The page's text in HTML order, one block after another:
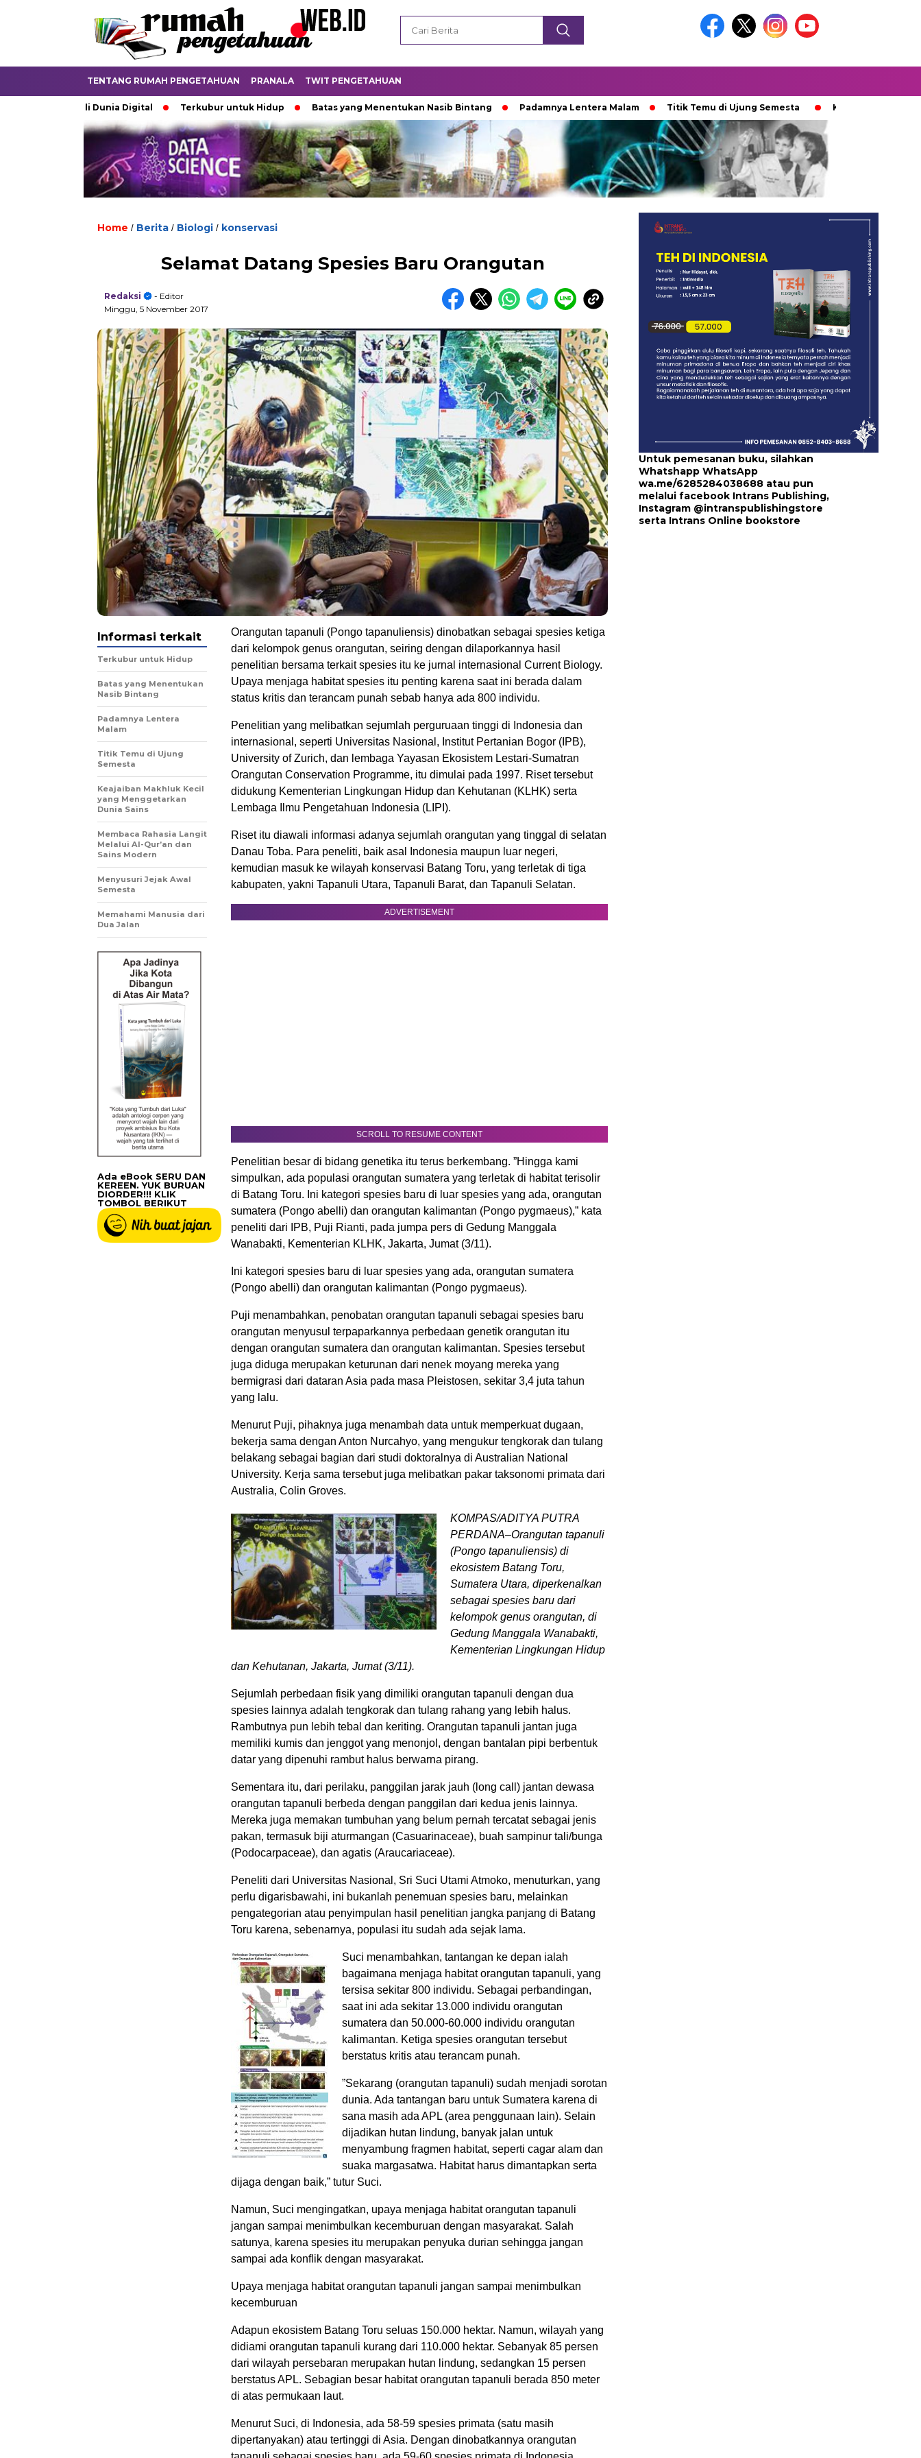
TENTANG RUMAH PENGETAHUAN PRANALA TWIT PENGETAHUAN
di Dunia Digital Terkubur untuk Hidup Batas yang Menentukan Nasib Bintang Padamnya Lentera Malam Titik Temu di Ujung Semesta Ketika Ijazah Analog
Home / Berita / Biologi / konservasi
Selamat Datang Spesies Baru Orangutan
Redaksi
- Editor
Minggu, 5 November 2017
Orangutan tapanuli (Pongo tapanuliensis) dinobatkan sebagai spesies ketiga
dari kelompok genus orangutan, seiring dengan dilaporkannya hasil
penelitian bersama terkait spesies itu ke jurnal internasional Current Biology.
Upaya menjaga habitat spesies itu penting karena saat ini berada dalam
status kritis dan terancam punah sebab hanya ada 800 individu.
Penelitian yang melibatkan sejumlah perguruaan tinggi di Indonesia dan
internasional, seperti Universitas Nasional, Institut Pertanian Bogor (IPB),
University of Zurich, dan lembaga Yayasan Ekosistem Lestari-Sumatran
Orangutan Conservation Programme, itu dimulai pada 1997. Riset tersebut
didukung Kementerian Lingkungan Hidup dan Kehutanan (KLHK) serta
Lembaga Ilmu Pengetahuan Indonesia (LIPI).
Riset itu diawali informasi adanya sejumlah orangutan yang tinggal di selatan
Danau Toba. Para peneliti, baik asal Indonesia maupun luar negeri,
kemudian masuk ke wilayah konservasi Batang Toru, yang terletak di tiga
kabupaten, yakni Tapanuli Utara, Tapanuli Barat, dan Tapanuli Selatan.
ADVERTISEMENT
SCROLL TO RESUME CONTENT
Penelitian besar di bidang genetika itu terus berkembang. ”Hingga kami
simpulkan, ada populasi orangutan sumatera yang terletak di habitat terisolir
di Batang Toru. Ini kategori spesies baru di luar spesies yang ada, orangutan
sumatera (Pongo abelli) dan orangutan kalimantan (Pongo pygmaeus),” kata
peneliti dari IPB, Puji Rianti, pada jumpa pers di Gedung Manggala
Wanabakti, Kementerian KLHK, Jakarta, Jumat (3/11).
Ini kategori spesies baru di luar spesies yang ada, orangutan sumatera
(Pongo abelli) dan orangutan kalimantan (Pongo pygmaeus).
Puji menambahkan, penobatan orangutan tapanuli sebagai spesies baru
orangutan menyusul terpaparkannya perbedaan genetik orangutan itu
dengan orangutan sumatera dan orangutan kalimantan. Spesies tersebut
juga diduga merupakan keturunan dari nenek moyang mereka yang
bermigrasi dari dataran Asia pada masa Pleistosen, sekitar 3,4 juta tahun
yang lalu.
Menurut Puji, pihaknya juga menambah data untuk memperkuat dugaan,
bekerja sama dengan Anton Nurcahyo, yang mengukur tengkorak dan tulang
belakang sebagai bagian dari studi doktoralnya di Australian National
University. Kerja sama tersebut juga melibatkan pakar taksonomi primata dari
Australia, Colin Groves.
KOMPAS/ADITYA PUTRA
PERDANA–Orangutan tapanuli
(Pongo tapanuliensis) di
ekosistem Batang Toru,
Sumatera Utara, diperkenalkan
sebagai spesies baru dari
kelompok genus orangutan, di
Gedung Manggala Wanabakti,
Kementerian Lingkungan Hidup
dan Kehutanan, Jakarta, Jumat (3/11).
Sejumlah perbedaan fisik yang dimiliki orangutan tapanuli dengan dua
spesies lainnya adalah tengkorak dan tulang rahang yang lebih halus.
Rambutnya pun lebih tebal dan keriting. Orangutan tapanuli jantan juga
memiliki kumis dan jenggot yang menonjol, dengan bantalan pipi berbentuk
datar yang dipenuhi rambut halus berwarna pirang.
Sementara itu, dari perilaku, panggilan jarak jauh (long call) jantan dewasa
orangutan tapanuli berbeda dengan panggilan dari kedua jenis lainnya.
Mereka juga memakan tumbuhan yang belum pernah tercatat sebagai jenis
pakan, termasuk biji aturmangan (Casuarinaceae), buah sampinur tali/bunga
(Podocarpaceae), dan agatis (Araucariaceae).
Peneliti dari Universitas Nasional, Sri Suci Utami Atmoko, menuturkan, yang
perlu digarisbawahi, ini bukanlah penemuan spesies baru, melainkan
pengategorian atau penyimpulan hasil penelitian jangka panjang di Batang
Toru karena, sebenarnya, populasi itu sudah ada sejak lama.
Suci menambahkan, tantangan ke depan ialah
bagaimana menjaga habitat orangutan tapanuli, yang
tersisa sekitar 800 individu. Sebagai perbandingan,
saat ini ada sekitar 13.000 individu orangutan
sumatera dan 50.000-60.000 individu orangutan
kalimantan. Ketiga spesies orangutan tersebut
berstatus kritis atau terancam punah.
”Sekarang (orangutan tapanuli) sudah menjadi sorotan
dunia. Ada tantangan baru untuk Sumatera karena di
sana masih ada APL (area penggunaan lain). Selain
dijadikan hutan lindung, banyak jalan untuk
menyambung fragmen habitat, seperti cagar alam dan
suaka margasatwa. Habitat harus dimantapkan serta
dijaga dengan baik,” tutur Suci.
Namun, Suci mengingatkan, upaya menjaga habitat orangutan tapanuli
jangan sampai menimbulkan kecemburuan dengan masyarakat. Salah
satunya, karena spesies itu merupakan penyuka durian sehingga jangan
sampai ada konflik dengan masyarakat.
Upaya menjaga habitat orangutan tapanuli jangan sampai menimbulkan
kecemburuan
Adapun ekosistem Batang Toru seluas 150.000 hektar. Namun, wilayah yang
didiami orangutan tapanuli kurang dari 110.000 hektar. Sebanyak 85 persen
dari wilayah persebaran merupakan hutan lindung, sedangkan 15 persen
berstatus APL. Sebagian besar habitat orangutan tapanuli berada 850 meter
di atas permukaan laut.
Menurut Suci, di Indonesia, ada 58-59 spesies primata (satu masih
dipertanyakan) atau tertinggi di Asia. Dengan dinobatkannya orangutan
Informasi terkait
Terkubur untuk Hidup
Batas yang Menentukan
Nasib Bintang
Padamnya Lentera
Malam
Titik Temu di Ujung
Semesta
Keajaiban Makhluk Kecil
yang Menggetarkan
Dunia Sains
Membaca Rahasia Langit
Melalui Al-Qur’an dan
Sains Modern
Menyusuri Jejak Awal
Semesta
Memahami Manusia dari
Dua Jalan
Ada eBook SERU DAN
KEREEN. YUK BURUAN
DIORDER!!! KLIK
TOMBOL BERIKUT
Untuk pemesanan buku, silahkan
Whatshapp WhatsApp
wa.me/6285284038688 atau pun
melalui facebook Intrans Publishing,
Instagram @intranspublishingstore
serta Intrans Online bookstore